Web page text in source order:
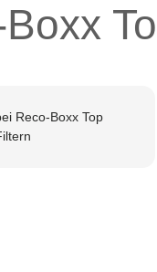
Reco-Boxx Top